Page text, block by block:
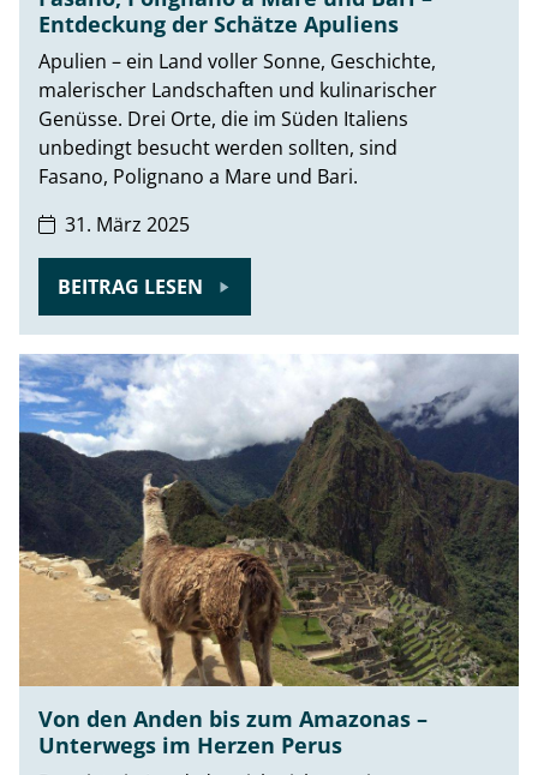
Entdeckung der Schätze Apuliens
Apulien – ein Land voller Sonne, Geschichte,
malerischer Landschaften und kulinarischer
Genüsse. Drei Orte, die im Süden Italiens
unbedingt besucht werden sollten, sind
Fasano, Polignano a Mare und Bari.
31. März 2025
BEITRAG LESEN
Von den Anden bis zum Amazonas –
Unterwegs im Herzen Perus